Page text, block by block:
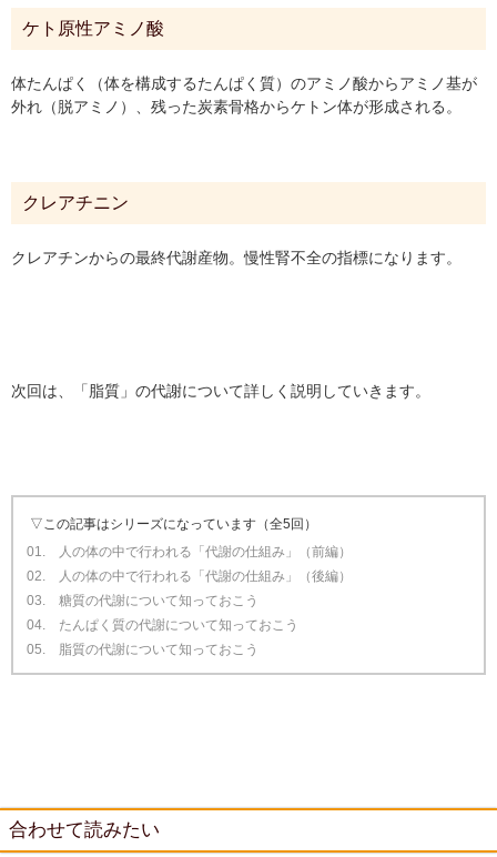
ケト原性アミノ酸
体たんぱく（体を構成するたんぱく質）のアミノ酸からアミノ基が
外れ（脱アミノ）、残った炭素骨格からケトン体が形成される。
クレアチニン
クレアチンからの最終代謝産物。慢性腎不全の指標になります。
次回は、「脂質」の代謝について詳しく説明していきます。
▽この記事はシリーズになっています（全5回）
01. 人の体の中で行われる「代謝の仕組み」（前編）
02. 人の体の中で行われる「代謝の仕組み」（後編）
03. 糖質の代謝について知っておこう
04. たんぱく質の代謝について知っておこう
05. 脂質の代謝について知っておこう
合わせて読みたい